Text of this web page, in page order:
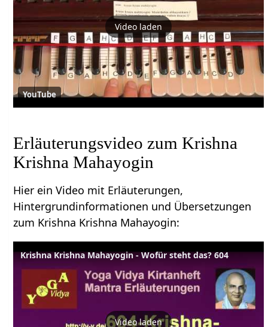
Video laden
YouTube
Erläuterungsvideo zum Krishna
Krishna Mahayogin
Hier ein Video mit Erläuterungen,
Hintergrundinformationen und Übersetzungen
zum Krishna Krishna Mahayogin:
Krishna Krishna Mahayogin - Wofür steht das? 604
Video laden